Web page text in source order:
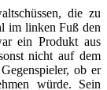
die zu
im linken Fuß den
ein Produkt aus
nicht auf dem
ob er
würde. Sein